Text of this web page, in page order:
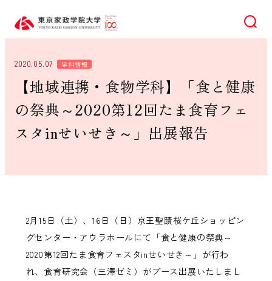
検索
2020.05.07 学科情報
【地域連携・食物学科】「食と健康
の祭典～2020第12回たま食育フェ
スタinせいせき～」出展報告
2月15日（土）、16日（日）京王聖蹟桜ケ丘ショッピン
グセンター・アウラホールにて「食と健康の祭典～
2020第12回たま食育フェスタinせいせき～」が行わ
れ、食育研究会（三澤ゼミ）がブース出展いたしまし